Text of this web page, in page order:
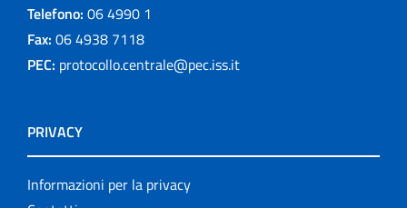
Telefono: 06 4990 1
Fax: 06 4938 7118
PEC: protocollo.centrale@pec.iss.it
PRIVACY
Informazioni per la privacy